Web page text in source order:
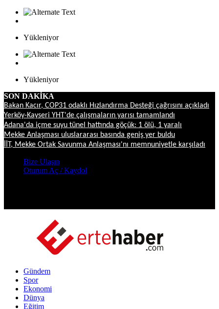
Yükleniyor
Yükleniyor
SON DAKİKA
Bakan Kacır, COP31 odaklı Hızlandırma Desteği çağrısını açıkladı
Yerköy-Kayseri YHT'de çalışmaların yarısı tamamlandı
Adana'da içme suyu tünel hattında göçük: 1 ölü, 1 yaralı
Mekke Anlaşması uluslararası basında geniş yer buldu
İİT, Mekke Ortak Savunma Anlaşması'nı memnuniyetle karşıladı
Bize Ulaşın
Oturum Aç / Kaydol
Gündem
Spor
Ekonomi
Dünya
Eğitim